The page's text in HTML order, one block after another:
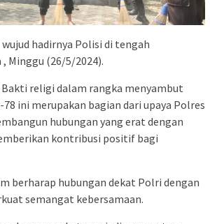
hadirnya Polisi di tengah
Minggu (26/5/2024).
religi dalam rangka menyambut
ini merupakan bagian dari upaya Polres
hubungan yang erat dengan
kontribusi positif bagi
berharap hubungan dekat Polri dengan
semangat kebersamaan.